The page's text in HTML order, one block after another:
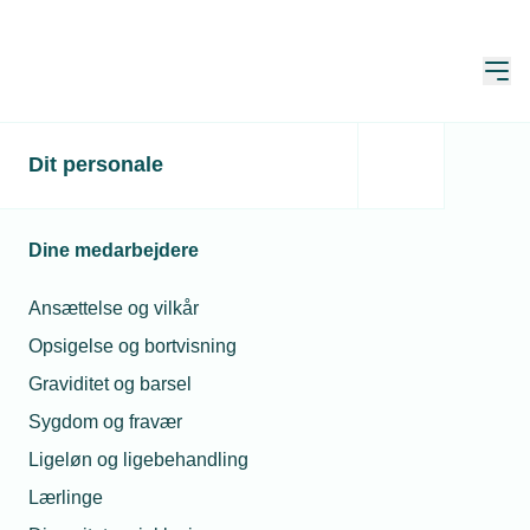
Dit personale
Dine medarbejdere
Ansættelse og vilkår
Opsigelse og bortvisning
Graviditet og barsel
Sygdom og fravær
Ligeløn og ligebehandling
Lærlinge
Søg
Sortér
Viser 21 - 30 of af 38 resultater